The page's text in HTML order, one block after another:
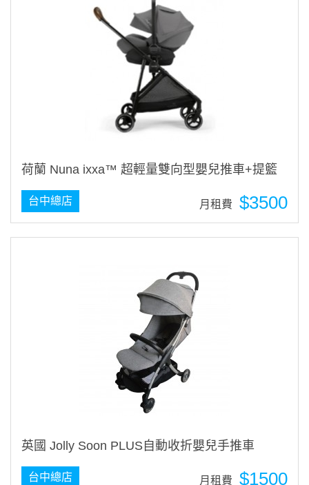
荷蘭 Nuna ixxa™ 超輕量雙向型嬰兒推車+提籃
$3500
月租費
台中總店
英國 Jolly Soon PLUS自動收折嬰兒手推車
$1500
月租費
台中總店